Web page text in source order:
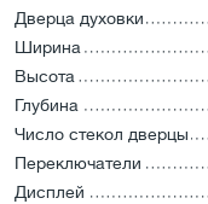
Дверца духовки
Ширина
Высота
Глубина
Число стекол дверцы
Переключатели
Дисплей